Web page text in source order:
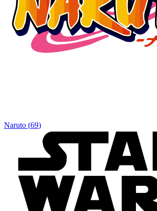
Naruto (69)